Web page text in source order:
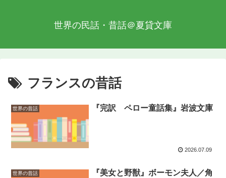
世界の民話・昔話＠夏貸文庫
フランスの昔話
世界の昔話 『完訳 ペロー童話集』岩波文庫
2026.07.09
世界の昔話
『美女と野獣』ボーモン夫人／角